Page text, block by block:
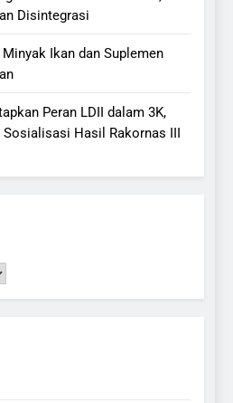
Disintegrasi
Ikan dan Suplemen
Peran LDII dalam 3K,
Sosialisasi Hasil Rakornas III